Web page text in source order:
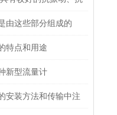
力
由这些部分组成的
特点和用途
新型流量计
安装方法和传输中注